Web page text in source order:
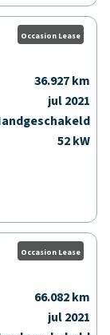
Occasion Lease
36.927 km
jul 2021
52 kW
Occasion Lease
66.082 km
jul 2021